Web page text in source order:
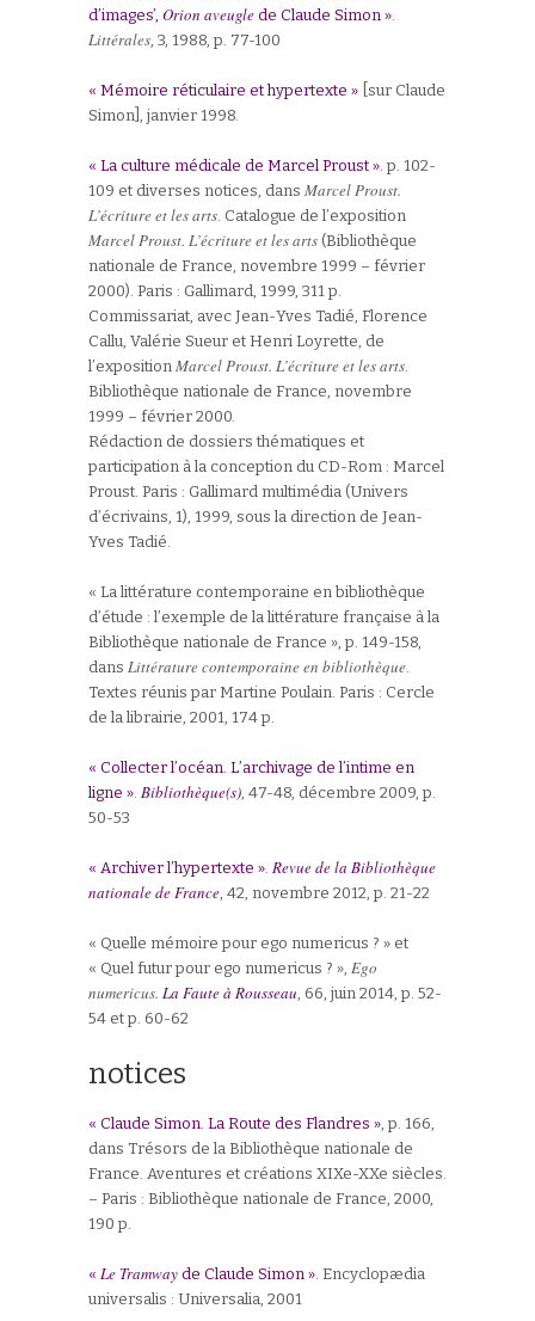
d’images’, Orion aveugle de Claude Simon »
Littérales , 3, 1988, p. 77-100
« Mémoire réticulaire et hypertexte » [sur Claude
Simon], janvier 1998.
« La culture médicale de Marcel Proust » . p. 102-
109 et diverses notices, dans Marcel Proust.
L’écriture et les arts . Catalogue de l’exposition
Marcel Proust. L’écriture et les arts (Bibliothèque
nationale de France, novembre 1999 – février
2000). Paris : Gallimard, 1999, 311 p.
Commissariat, avec Jean-Yves Tadié, Florence
Callu, Valérie Sueur et Henri Loyrette, de
l’exposition Marcel Proust. L’écriture et les arts
Bibliothèque nationale de France, novembre
1999 – février 2000.
Rédaction de dossiers thématiques et
participation à la conception du CD-Rom : Marcel
Proust. Paris : Gallimard multimédia (Univers
d’écrivains, 1), 1999, sous la direction de Jean-
Yves Tadié.
« La littérature contemporaine en bibliothèque
d’étude : l’exemple de la littérature française à la
Bibliothèque nationale de France », p. 149-158,
dans Littérature contemporaine en bibliothèque
Textes réunis par Martine Poulain. Paris : Cercle
de la librairie, 2001, 174 p.
« Collecter l’océan. L’archivage de l’intime en
ligne » Bibliothèque(s) , 47-48, décembre 2009, p.
50-53
« Archiver l’hypertexte » Revue de la Bibliothèque
nationale de France , 42, novembre 2012, p. 21-22
« Quelle mémoire pour ego numericus ? » et
« Quel futur pour ego numericus ? », Ego
numericus. La Faute à Rousseau , 66, juin 2014, p. 52-
54 et p. 60-62
notices
« Claude Simon. La Route des Flandres » , p. 166,
dans Trésors de la Bibliothèque nationale de
France. Aventures et créations XIXe-XXe siècles.
– Paris : Bibliothèque nationale de France, 2000,
190 p.
« Le Tramway de Claude Simon » . Encyclopædia
universalis : Universalia, 2001